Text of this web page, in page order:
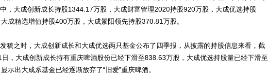
，大成创新成长持股1344.17万股，大成财富管理2020持股920万股，大成优选持股
成精选增值持股400万股，大成景阳领先持股370.81万股。
之时，大成创新成长和大成优选两只基金公布了四季报，从披露的持股信息来看，截
，大成创新成长持有重庆啤酒股份已经下滑至838.63万股，大成优选持股量已经下滑至
示出大成系基金已经逐渐放弃了“旧爱”重庆啤酒。